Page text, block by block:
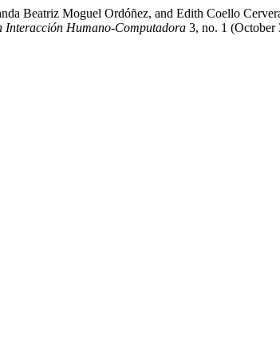
Beatriz Moguel Ordóñez, and Edith Coello
Interacción Humano-Computadora 3, no. 1 (October